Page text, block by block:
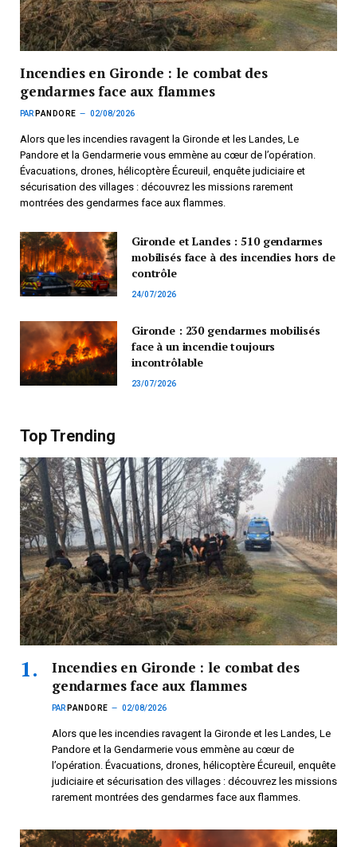
Incendies en Gironde : le combat des
gendarmes face aux flammes
PAR PANDORE 02/08/2026
Alors que les incendies ravagent la Gironde et les Landes, Le
Pandore et la Gendarmerie vous emmène au cœur de l’opération.
Évacuations, drones, hélicoptère Écureuil, enquête judiciaire et
sécurisation des villages : découvrez les missions rarement
montrées des gendarmes face aux flammes.
Gironde et Landes : 510 gendarmes
mobilisés face à des incendies hors de
contrôle
24/07/2026
Gironde : 230 gendarmes mobilisés
face à un incendie toujours
incontrôlable
23/07/2026
Top Trending
Incendies en Gironde : le combat des
gendarmes face aux flammes
PAR PANDORE 02/08/2026
Alors que les incendies ravagent la Gironde et les Landes, Le
Pandore et la Gendarmerie vous emmène au cœur de
l’opération. Évacuations, drones, hélicoptère Écureuil, enquête
judiciaire et sécurisation des villages : découvrez les missions
rarement montrées des gendarmes face aux flammes.